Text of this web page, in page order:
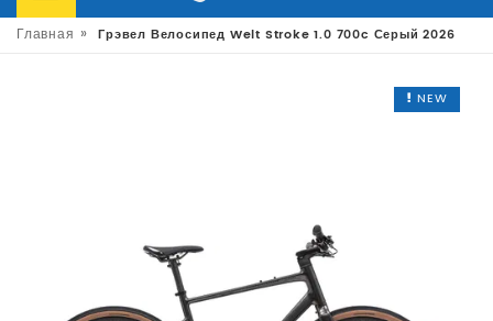
Главная » Грэвел Велосипед Welt Stroke 1.0 700c Серый 2026
NEW